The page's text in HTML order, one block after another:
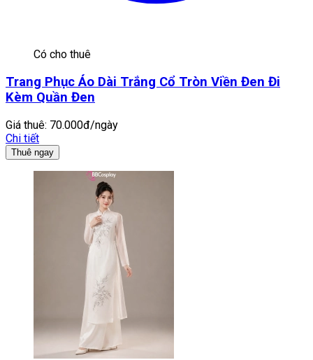
Có cho thuê
Trang Phục Áo Dài Trắng Cổ Tròn Viền Đen Đi
Kèm Quần Đen
Giá thuê: 70.000đ/ngày
Chi tiết
Thuê ngay